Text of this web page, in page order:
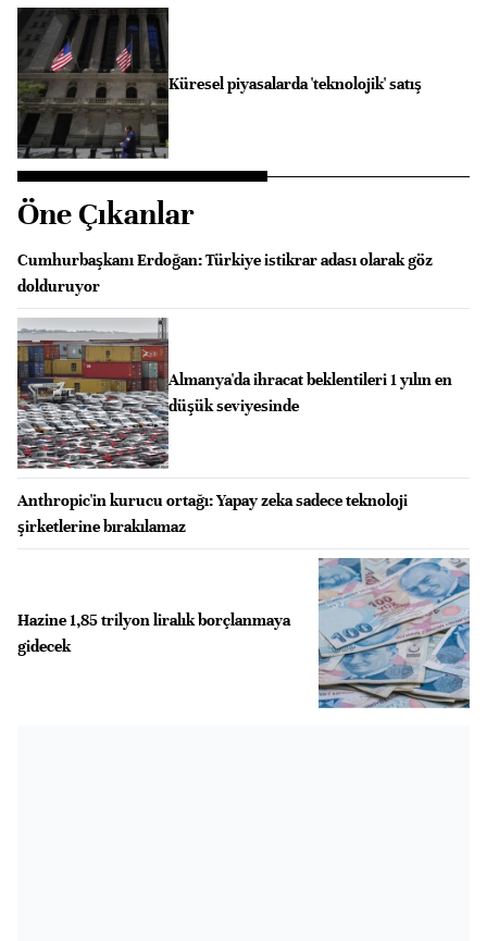
Küresel piyasalarda 'teknolojik' satış
Öne Çıkanlar
Cumhurbaşkanı Erdoğan: Türkiye istikrar adası olarak göz
dolduruyor
Almanya'da ihracat beklentileri 1 yılın en
düşük seviyesinde
Anthropic'in kurucu ortağı: Yapay zeka sadece teknoloji
şirketlerine bırakılamaz
Hazine 1,85 trilyon liralık borçlanmaya
gidecek